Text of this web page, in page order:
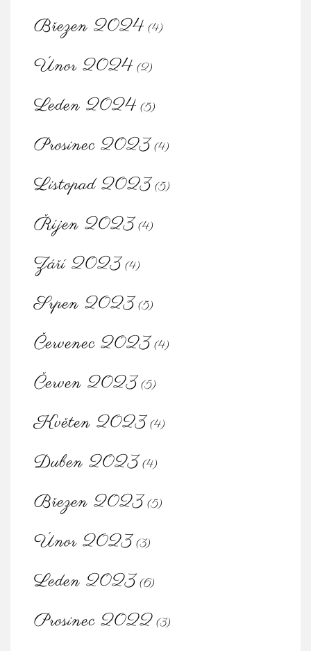
Březen 2024 (4)
Únor 2024 (2)
Leden 2024 (5)
Prosinec 2023 (4)
Listopad 2023 (5)
Říjen 2023 (4)
Září 2023 (4)
Srpen 2023 (5)
Červenec 2023 (4)
Červen 2023 (5)
Květen 2023 (4)
Duben 2023 (4)
Březen 2023 (5)
Únor 2023 (3)
Leden 2023 (6)
Prosinec 2022 (3)